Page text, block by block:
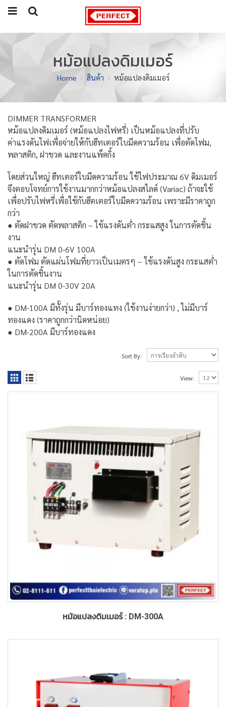
หม้อแปลงดิมเมอร์
Home สินค้า หม้อแปลงดิมเมอร์
DIMMER TRANSFORMER
หม้อแปลงดิมเมอร์ (หม้อแปลงไฟหรี่) เป็นหม้อแปลงที่ปรับ
ค่าแรงดันไฟเพื่อจ่ายให้กับฮีทเตอร์ใบมีดความร้อน เพื่อตัดโฟม,
พลาสติก, ฝาขวด และงานแพ็คกิ้ง
โดยส่วนใหญ่ ฮีทเตอร์ใบมีดความร้อน ใช้ไฟประมาณ 6V ดิมเมอร์
จึงตอบโจทย์การใช้งานมากกว่าหม้อแปลงสไลด์ (Variac) ถ้าจะใช้
เพื่อปรับไฟหรี่เพื่อใช้กับฮีตเตอร์ใบมีดความร้อน เพราะมีราคาถูก
กว่า
● ตัดฝาขวด ตัดพลาสติก – ใช้แรงดันต่ำ กระแสสูง ในการตัดชิ้น
งาน
แนะนำรุ่น DM 0-6V 100A
● ตัดโฟม ตัดแผ่นโฟมที่ยาวเป็นเมตรๆ – ใช้แรงดันสูง กระแสต่ำ
ในการตัดชิ้นงาน
แนะนำรุ่น DM 0-30V 20A
● DM-100A มีทั้งรุ่น มีบาร์ทองแทง (ใช้งานง่ายกว่า) , ไม่มีบาร์
ทองแดง (ราคาถูกกว่านิดหน่อย)
● DM-200A มีบาร์ทองแดง
Sort By:
View:
หม้อแปลงดิมเมอร์ : DM-300A